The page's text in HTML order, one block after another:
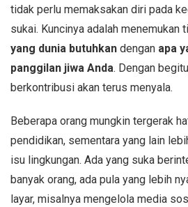
tidak perlu memaksakan diri pada
sukai. Kuncinya adalah menemukan
yang dunia butuhkan dengan apa
panggilan jiwa Anda. Dengan
berkontribusi akan terus menyala.
Beberapa orang mungkin tergerak
pendidikan, sementara yang lain
isu lingkungan. Ada yang suka
banyak orang, ada pula yang lebih
layar, misalnya mengelola media